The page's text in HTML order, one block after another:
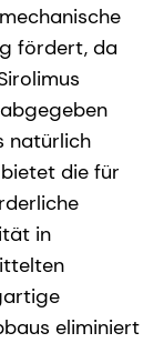
fördert, da
natürlich
die für
in
eliminiert